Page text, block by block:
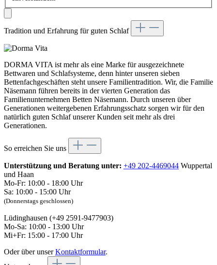
Tradition und Erfahrung für guten Schlaf
DORMA VITA ist mehr als eine Marke für ausgezeichnete
Bettwaren und Schlafsysteme, denn hinter unseren sieben
Bettenfachgeschäften steht unsere Familientradition. Wir, die Familie
Näsemann führen bereits in der vierten Generation das
Familienunternehmen Betten Näsemann. Durch unseren über
Generationen weitergebenen Erfahrungsschatz sorgen wir für den
natürlich guten Schlaf unserer Kunden seit mehr als drei
Generationen.
So erreichen Sie uns
Unterstützung und Beratung unter: +49 202-4469044 Wuppertal
und Haan
Mo-Fr: 10:00 - 18:00 Uhr
Sa: 10:00 - 15:00 Uhr
(Donnerstags geschlossen)
Lüdinghausen (+49 2591-9477903)
Mo-Sa: 10:00 - 13:00 Uhr
Mi+Fr: 15:00 - 17:00 Uhr
Oder über unserKontaktformular.